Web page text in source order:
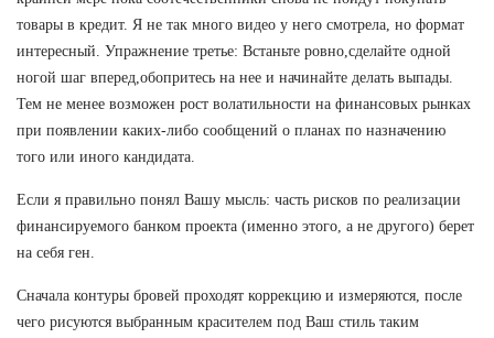
товары в кредит. Я не так много видео у него смотрела, но формат
интересный. Упражнение третье: Встаньте ровно,сделайте одной
ногой шаг вперед,обопритесь на нее и начинайте делать выпады.
Тем не менее возможен рост волатильности на финансовых рынках
при появлении каких-либо сообщений о планах по назначению
того или иного кандидата.
Если я правильно понял Вашу мысль: часть рисков по реализации
финансируемого банком проекта (именно этого, а не другого) берет
на себя ген.
Сначала контуры бровей проходят коррекцию и измеряются, после
чего рисуются выбранным красителем под Ваш стиль таким